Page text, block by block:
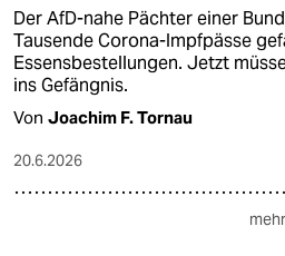
Der AfD-nahe Pächter einer
Tausende Corona-Impfpässe
Essensbestellungen. Jetzt
ins Gefängnis.
Von Joachim F. Tornau
20.6.2026